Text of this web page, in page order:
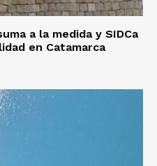
a la medida y SIDCa
en Catamarca